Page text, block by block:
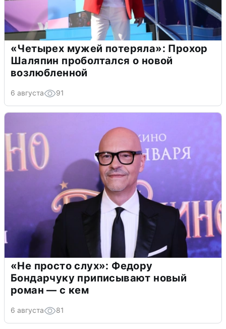
«Четырех мужей потеряла»: Прохор
Шаляпин проболтался о новой
возлюбленной
6 августа 91
«Не просто слух»: Федору
Бондарчуку приписывают новый
роман — с кем
6 августа 81